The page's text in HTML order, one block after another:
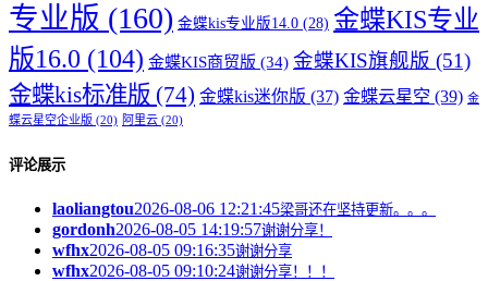
专业版 (160) 金蝶kis专业版14.0 (28) 金蝶KIS专业
版16.0 (104) 金蝶KIS商贸版 (34) 金蝶KIS旗舰版 (51)
金蝶kis标准版 (74) 金蝶kis迷你版 (37) 金蝶云星空 (39) 金
蝶云星空企业版 (20) 阿里云 (20)
评论展示
laoliangtou2026-08-06 12:21:45梁哥还在坚持更新。。。
gordonh2026-08-05 14:19:57谢谢分享！
wfhx2026-08-05 09:16:35谢谢分享
wfhx2026-08-05 09:10:24谢谢分享！！！